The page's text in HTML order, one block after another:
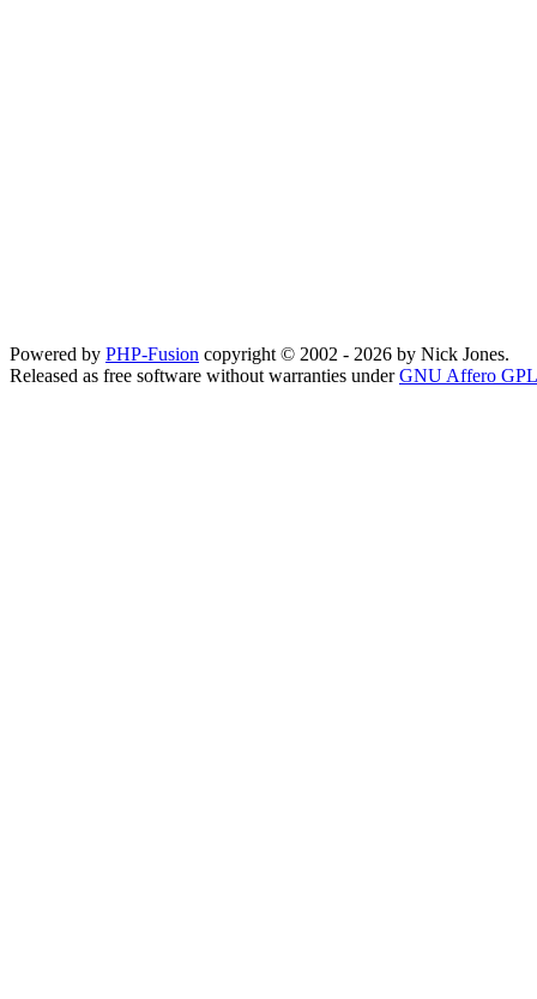
Powered by PHP-Fusion copyright © 2002 - 2026 by Nick Jones.
Released as free software without warranties underGNU Affero GPL